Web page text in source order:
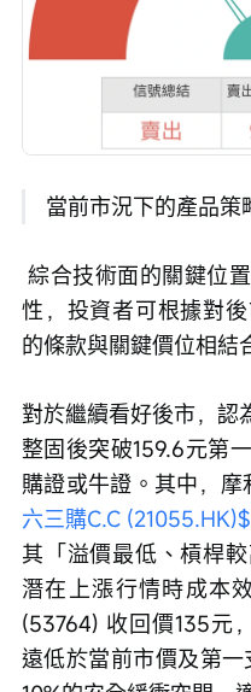
當前市況下的產品策
綜合技術面的關鍵位置、市場多空觀點及衍生品特
性，投資者可根據對
的條款與關鍵價位相結
對於繼續看好後市，認
整固後突破159.6元第
購證或牛證。其中，摩
六三購C.C (21055.HK)$
其「溢價最低、槓桿
潛在上漲行情時成本
(53764) 收回價135元
遠低於當前市價及第